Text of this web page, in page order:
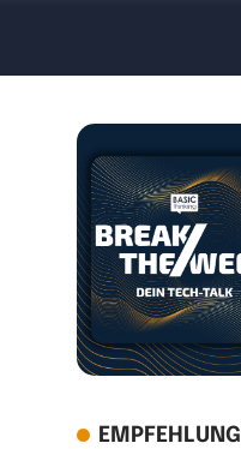
EMPFEHLUNG